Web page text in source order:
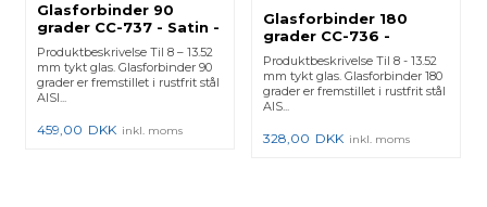
Glasforbinder 90
grader CC-737 - Satin -
2 stk.
Produktbeskrivelse Til 8 – 13.52
mm tykt glas. Glasforbinder 90
grader er fremstillet i rustfrit stål
AISI...
459,00 DKK inkl. moms
Glasforbinder 180
grader CC-736 -
Blankpoleret - 2 stk.
Produktbeskrivelse Til 8 - 13.52
mm tykt glas. Glasforbinder 180
grader er fremstillet i rustfrit stål
AIS...
328,00 DKK inkl. moms